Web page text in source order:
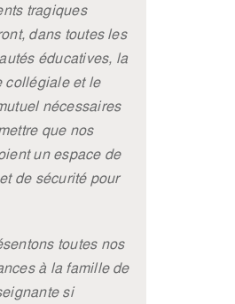
tragiques
dans toutes les
éducatives, la
collégiale et le
nécessaires
que nos
un espace de
de sécurité pour
toutes nos
à la famille de
si